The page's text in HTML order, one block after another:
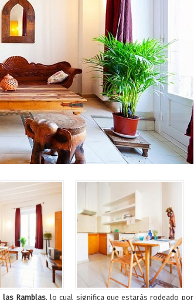
las Ramblas, lo cual significa que estarás rodeado por